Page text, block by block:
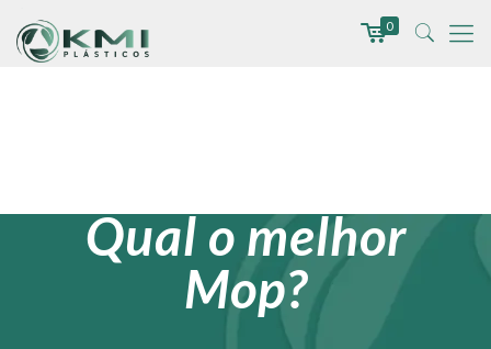
0
Qual o melhor
Mop?